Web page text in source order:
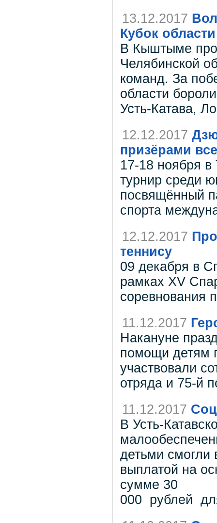
13.12.2017
Кубок области
В Кыштыме
Челябинской
команд. За
области
Усть-Катава,
12.12.2017
призёрами
17-18 ноября
турнир среди
посвящённый
спорта
12.12.2017
теннису
09 декабря в
рамках XV
соревнования
11.12.2017
Накануне
помощи детям
участвовали
отряда и 75-й
11.12.2017
В Усть-
детьми смогли
выплатой на
сумме 30
000 рублей